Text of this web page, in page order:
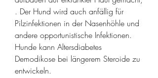
. Der Hund wird auch anfällig für
Pilzinfektionen in der Nasenhöhle und
andere opportunistische Infektionen.
Hunde kann Altersdiabetes
Demodikose bei längerem Steroide zu
entwickeln.